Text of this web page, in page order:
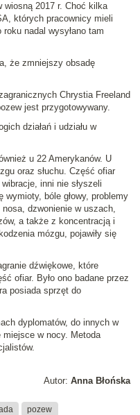
wiosną 2017 r. Choć kilka
których pracownicy mieli
nadal wysyłano tam
że zmniejszy obsadę
Chrystia Freeland
jest przygotowywany.
działań i udziału w
u 22 Amerykanów. U
oraz słuchu. Część ofiar
inni nie słyszeli
wymioty, bóle głowy, problemy
dzwonienie w uszach,
a także z koncentracją i
mózgu, pojawiły się
dźwiękowe, które
ofiar. Było ono badane przez
posiada sprzęt do
dyplomatów, do innych w
miejsce w nocy. Metoda
Autor: Anna Błońska
pozew